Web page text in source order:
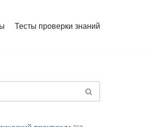
Тесты проверки знаний